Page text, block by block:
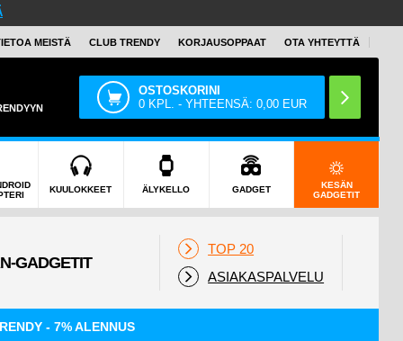
MEISTÄ CLUB TRENDY KORJAUSOPPAAT OTA YHTEYTTÄ
OSTOSKORINI
0 KPL. - YHTEENSÄ:0,00 EUR
KUULOKKEET ÄLYKELLO GADGET
KESÄN
GADGETIT
TOP 20
ASIAKASPALVELU
- 7% ALENNUS